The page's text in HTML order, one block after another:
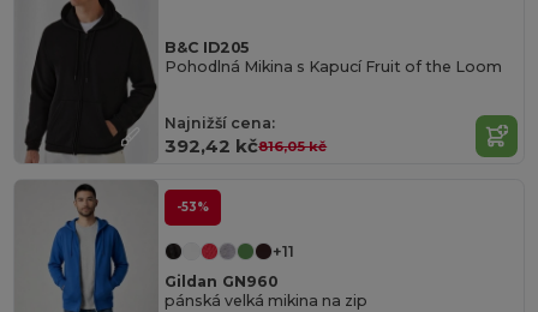
B&C ID205
Pohodlná Mikina s Kapucí Fruit of the Loom
Najnižší cena:
392,42 kč816,05 kč
-53%
+11
Gildan GN960
pánská velká mikina na zip